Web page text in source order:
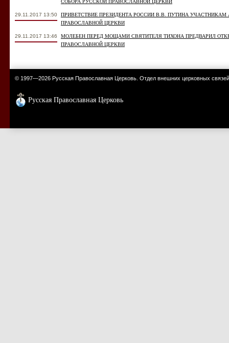
СОБОРА РУССКОЙ ПРАВОСЛАВНОЙ ЦЕРКВИ
29.11.2017 13:50
ПРИВЕТСТВИЕ ПРЕЗИДЕНТА РОССИИ В.В. ПУТИНА УЧАСТНИКАМ
ПРАВОСЛАВНОЙ ЦЕРКВИ
29.11.2017 13:46
МОЛЕБЕН ПЕРЕД МОЩАМИ СВЯТИТЕЛЯ ТИХОНА ПРЕДВАРИЛ
ПРАВОСЛАВНОЙ ЦЕРКВИ
© 1997—2026 Русская Православная Церковь. Отдел внешних церковных связей
Русская Православная Церковь